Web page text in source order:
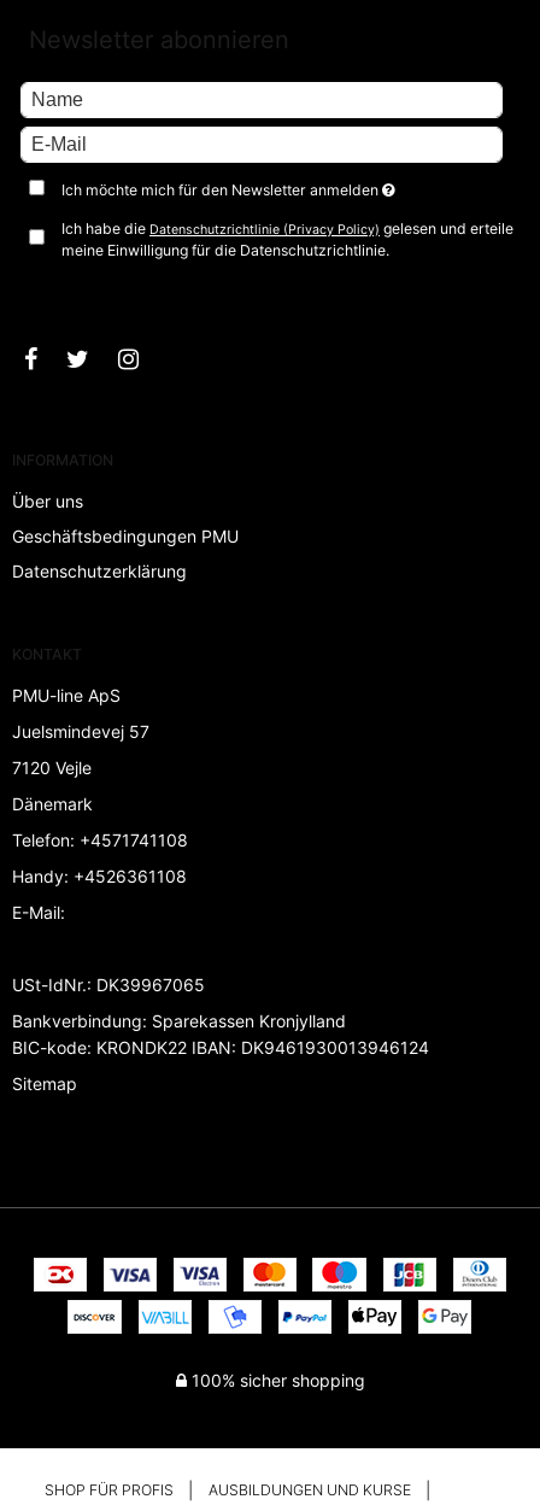
Newsletter abonnieren
Ich möchte mich für den Newsletter anmelden
Ich habe die Datenschutzrichtlinie (Privacy Policy) gelesen und erteile
meine Einwilligung für die Datenschutzrichtlinie.
INFORMATION
Über uns
Geschäftsbedingungen PMU
Datenschutzerklärung
KONTAKT
PMU-line ApS
Juelsmindevej 57
7120 Vejle
Dänemark
Telefon: +4571741108
Handy: +4526361108
E-Mail:
USt-IdNr.: DK39967065
Bankverbindung: Sparekassen Kronjylland
BIC-kode: KRONDK22 IBAN: DK9461930013946124
Sitemap
100% sicher shopping
SHOP FÜR PROFIS AUSBILDUNGEN UND KURSE